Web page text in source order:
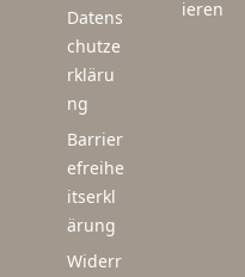
Datens
chutze
rkläru
ng
Barrier
efreihe
itserkl
ärung
Widerr
ieren